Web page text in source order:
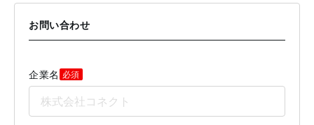
お問い合わせ
企業名 必須